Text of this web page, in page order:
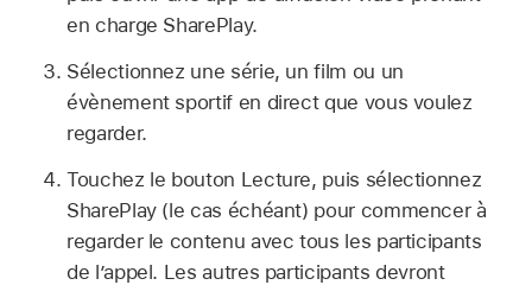
en charge SharePlay.
Sélectionnez une série, un film ou un
évènement sportif en direct que vous voulez
regarder.
Touchez le bouton Lecture, puis sélectionnez
SharePlay (le cas échéant) pour commencer à
regarder le contenu avec tous les participants
de l’appel. Les autres participants devront